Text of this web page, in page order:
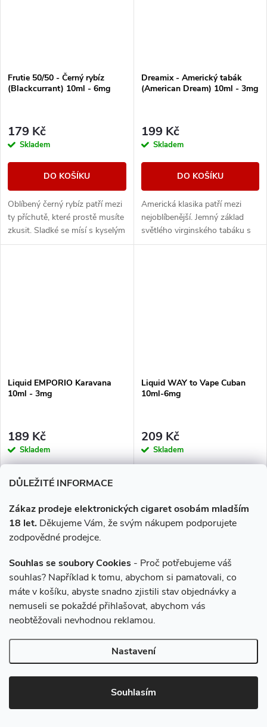
DŮLEŽITÉ INFORMACE
Zákaz prodeje elektronických cigaret osobám mladším
18 let. Děkujeme Vám, že svým nákupem podporujete
zodpovědné prodejce.
Souhlas se soubory Cookies - Proč potřebujeme váš
souhlas? Například k tomu, abychom si pamatovali, co
máte v košíku, abyste snadno zjistili stav objednávky a
nemuseli se pokaždé přihlašovat, abychom vás
neobtěžovali nevhodnou reklamou.
Nastavení
Souhlasím
Frutie 50/50 - Černý rybíz
(Blackcurrant) 10ml - 6mg
179 Kč
Skladem
DO KOŠÍKU
Oblíbený černý rybíz patří mezi
ty příchutě, které prostě musíte
zkusit. Sladké se mísí s kyselým
a tahle šťavnatá Frutie náplň
Dreamix - Americký tabák
(American Dream) 10ml - 3mg
199 Kč
Skladem
DO KOŠÍKU
Americká klasika patří mezi
nejoblíbenější. Jemný základ
světlého virginského tabáku s
sebou nese nenápadné lehce
Liquid EMPORIO Karavana
10ml - 3mg
189 Kč
Skladem
DO KOŠÍKU
Orientální tabák.
Liquid WAY to Vape Cuban
10ml-6mg
209 Kč
Skladem
Silný tabák v kubánském
doutníku... České liquidy WAY
vhodné do všech typů
elektronických cigaret. Při...
Liquid Dekang Tobacco 10ml -
E-liquid Dekang Desert Ship -
50ml (5x10ml), 3mg